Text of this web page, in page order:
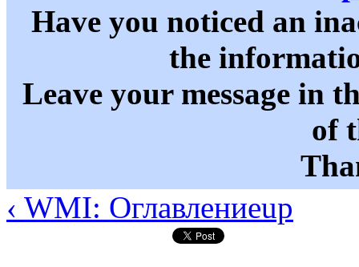
Have you noticed an
the
Leave your message in
of
‹ WMI: Оглавлениеup